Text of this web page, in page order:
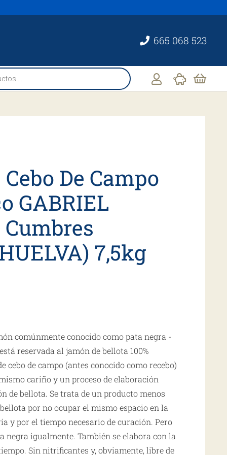
665 068 523
De Campo
GABRIEL
Cumbres
7,5kg
comúnmente conocido como pata negra -
reservada al jamón de bellota 100%
cebo de campo (antes conocido como recebo)
cariño y un proceso de elaboración
de bellota. Se trata de un producto menos
por no ocupar el mismo espacio en la
y por el tiempo necesario de curación. Pero
negra igualmente. También se elabora con la
Sin nitrificantes y, obviamente, libre de